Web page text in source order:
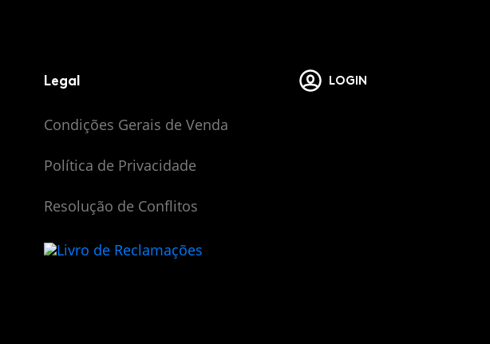
LOGIN
Legal
Condições Gerais de Venda
Política de Privacidade
Resolução de Conflitos